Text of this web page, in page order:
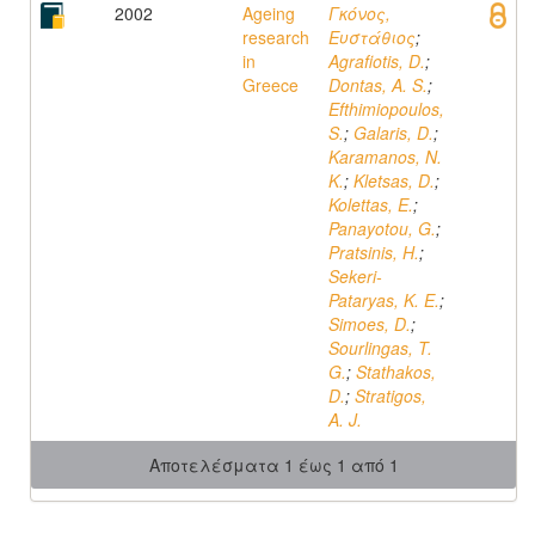
2002
Ageing
research
in
Greece
Γκόνος,
Ευστάθιος;
Agrafiotis, D.;
Dontas, A. S.;
Efthimiopoulos,
S.; Galaris, D.;
Karamanos, N.
K.; Kletsas, D.;
Kolettas, E.;
Panayotou, G.;
Pratsinis, H.;
Sekeri-
Pataryas, K. E.;
Simoes, D.;
Sourlingas, T.
G.; Stathakos,
D.; Stratigos,
A. J.
Αποτελέσματα 1 έως 1 από 1